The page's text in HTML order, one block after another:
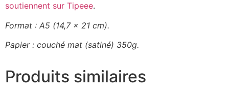
soutiennent sur Tipeee.
Format : A5 (14,7 x 21 cm).
Papier : couché mat (satiné) 350g.
Produits similaires